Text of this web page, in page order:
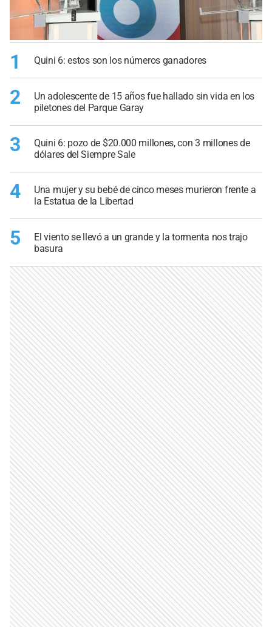
1 Quini 6: estos son los números ganadores
2
Un adolescente de 15 años fue hallado sin vida en los
piletones del Parque Garay
3
Quini 6: pozo de $20.000 millones, con 3 millones de
dólares del Siempre Sale
4
Una mujer y su bebé de cinco meses murieron frente a
la Estatua de la Libertad
5
El viento se llevó a un grande y la tormenta nos trajo
basura